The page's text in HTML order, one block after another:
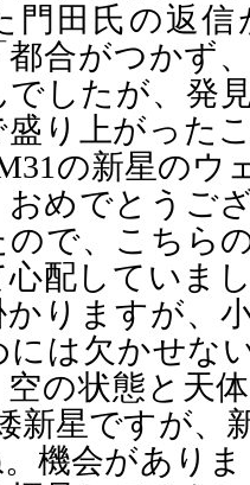
門田氏の返
合がつかず
したが、発
盛り上がった
の新星のウ
めでとうご
で、こちら
配していま
りますが、
には欠かせな
の状態と天
新星ですが、
機会があり